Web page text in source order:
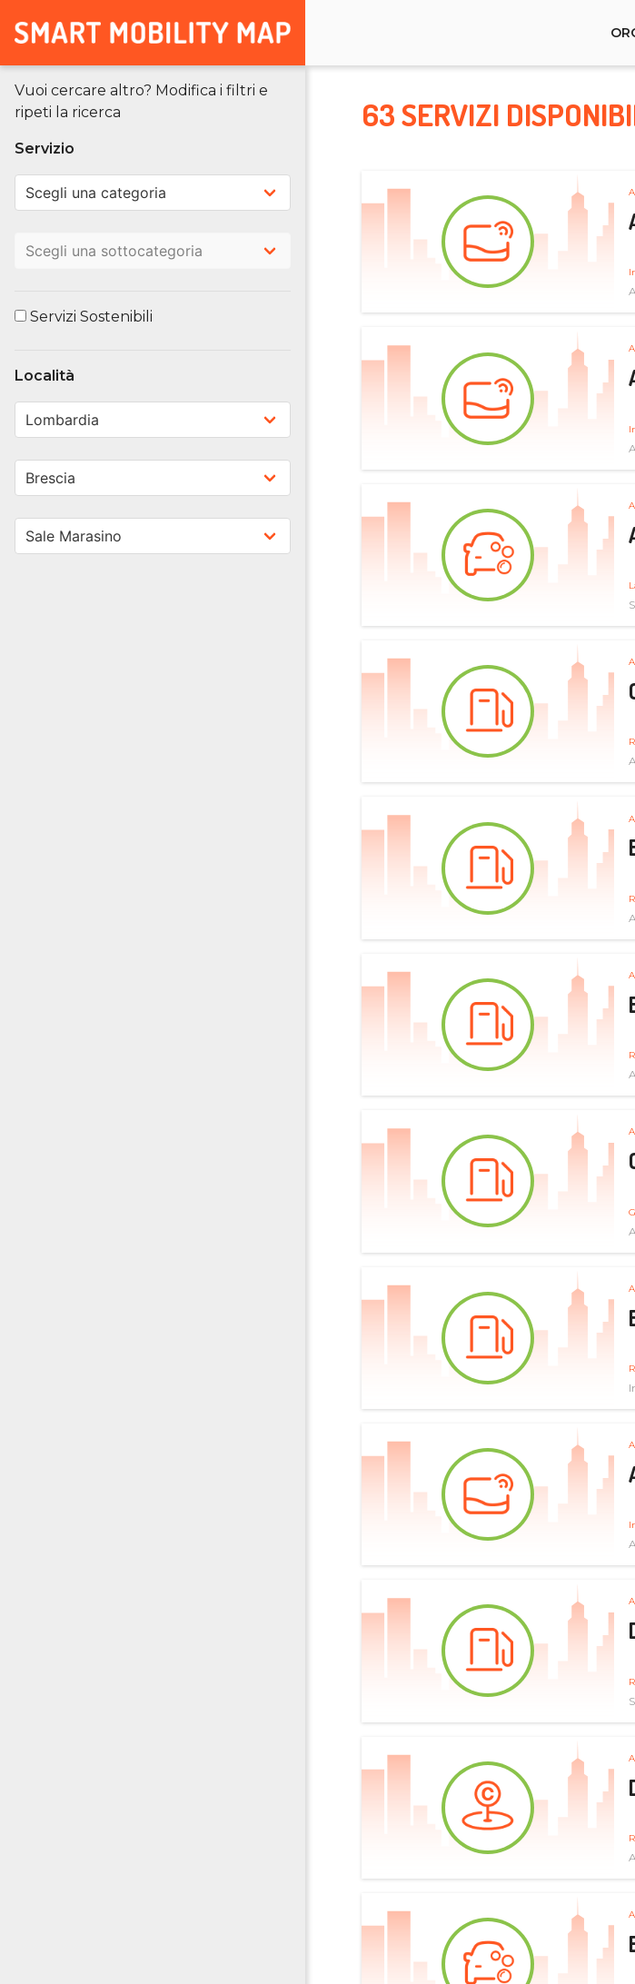
Vuoi cercare altro? Modifica i filtri e
ripeti la ricerca
Servizio
Servizi Sostenibili
Località
63 SERVIZI